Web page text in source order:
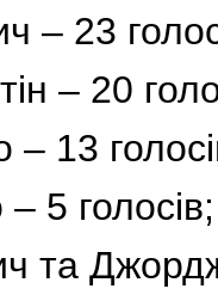
– 23
– 20
13
5 голосів;
та